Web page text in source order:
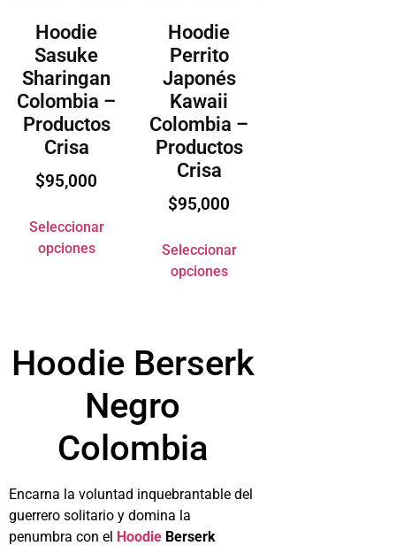
Hoodie
Sasuke
Sharingan
Colombia –
Productos
Crisa
$95,000
Seleccionar
opciones
Hoodie
Perrito
Japonés
Kawaii
Colombia –
Productos
Crisa
$95,000
Seleccionar
opciones
Hoodie Berserk
Negro
Colombia
Encarna la voluntad inquebrantable del
guerrero solitario y domina la
penumbra con el Hoodie Berserk